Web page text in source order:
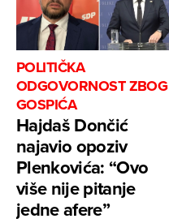
POLITIČKA
ODGOVORNOST ZBOG
GOSPIĆA
Hajdaš Dončić
najavio opoziv
Plenkovića: “Ovo
više nije pitanje
jedne afere”